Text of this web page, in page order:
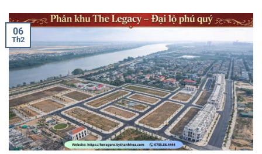
06
Th2